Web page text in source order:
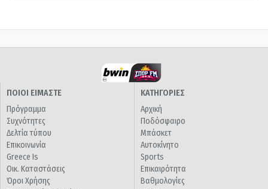
ΠΟΙΟΙ ΕΙΜΑΣΤΕ
Πρόγραμμα
Συχνότητες
Δελτία τύπου
Επικοινωνία
Greece Is
Οικ. Καταστάσεις
Όροι Χρήσης
ΚΑΤΗΓΟΡΙΕΣ
Αρχική
Ποδόσφαιρο
Μπάσκετ
Αυτοκίνητο
Sports
Επικαιρότητα
Βαθμολογίες